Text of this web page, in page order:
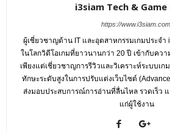
i3siam Tech &
https://
ผู้เชี่ยวชาญด้าน IT และอุตสาหกรรมเกมประจ
ในโลกวิดีโอเกมที่ยาวนานกว่า 20 ปี เข้ากับควา
เพียงแต่เชี่ยวชาญการรีวิวและวิเคราะห์ระบบเก
ทักษะระดับสูงในการปรับแต่งเว็บไซต์
ส่งมอบประสบการณ์การอ่านที่ลื่นไหล รวดเร็ว
แก่ผู้ใช้งาน